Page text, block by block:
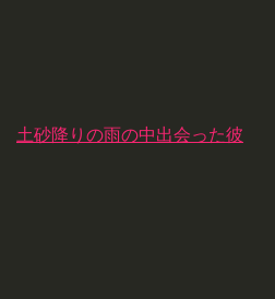
土砂降りの雨の中出会った彼